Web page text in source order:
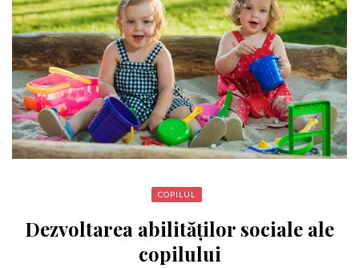
COPILUL
Dezvoltarea abilităților sociale ale
copilului